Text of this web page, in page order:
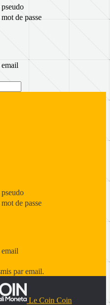
de passe
de passe
par email.
Le Coin Coin